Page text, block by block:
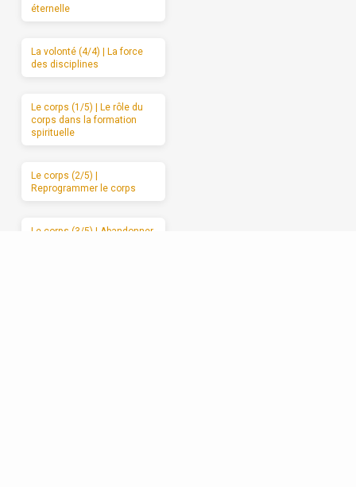
éternelle
La volonté (4/4) | La force
des disciplines
Le corps (1/5) | Le rôle du
corps dans la formation
spirituelle
Le corps (2/5) |
Reprogrammer le corps
Le corps (3/5) | Abandonner